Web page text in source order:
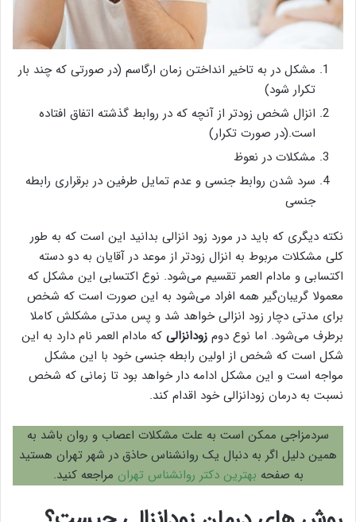
مشکل در به تاخیر انداختن زمان ارگاسم (در صورتی که چند بار
تکرار شود)
انزال شخص زودتر از آنچه که در روابط گذشته اتفاق افتاده
است.(در صورت تکرار)
مشکلات در نعوظ
سرد شدن روابط جنسی و عدم تمایل طرفین در برقراری رابطه
جنسی
نکته دیگری که باید در مورد زود انزالی بدانید این است که به طور
کلی مشکلات مربوط به انزال زود‌تر از موعد در آقایان به دو دسته
اکتسابی و مادام العمر تقسیم می‌شود. نوع اکتسابی این مشکل که
معمولا گریبان‌گیر همه افراد می‌شود به این صورت است که شخص
برای مدتی دچار زود انزالی خواهد شد و پس مدتی مشکلش کاملا
برطرف می‌شود. اما نوع دوم زودانزالی که مادام العمر نام دارد به این
شکل است که شخص از اولین رابطه جنسی خود با این مشکل
مواجه است و این مشکل ادامه دار خواهد بود تا زمانی که شخص
نسبت به درمان زودانزالی خود اقدام کند.
سردمزاجی ممکن است به علت مشکلات اعصاب و روان باشد به
همین دلیل اگر به دنبال یک روانشناس حاذق در شهر تهران هستید
به صفحه بهترین دکتر روانشناس تهران مراجعه کنید.